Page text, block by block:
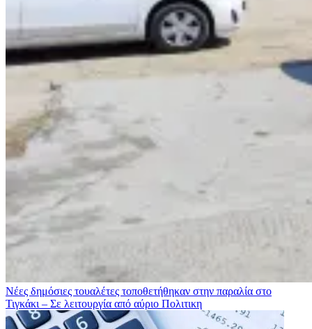
Νέες δημόσιες τουαλέτες τοποθετήθηκαν στην παραλία στο
Τιγκάκι – Σε λειτουργία από αύριο Πολιτικη